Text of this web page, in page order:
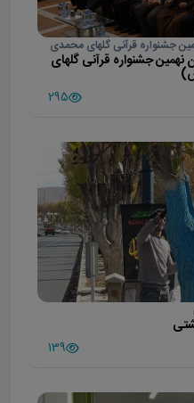
جشنواره قرآنی گلهای محمدی
نهمین جشنواره قرآنی گلهای
295
139